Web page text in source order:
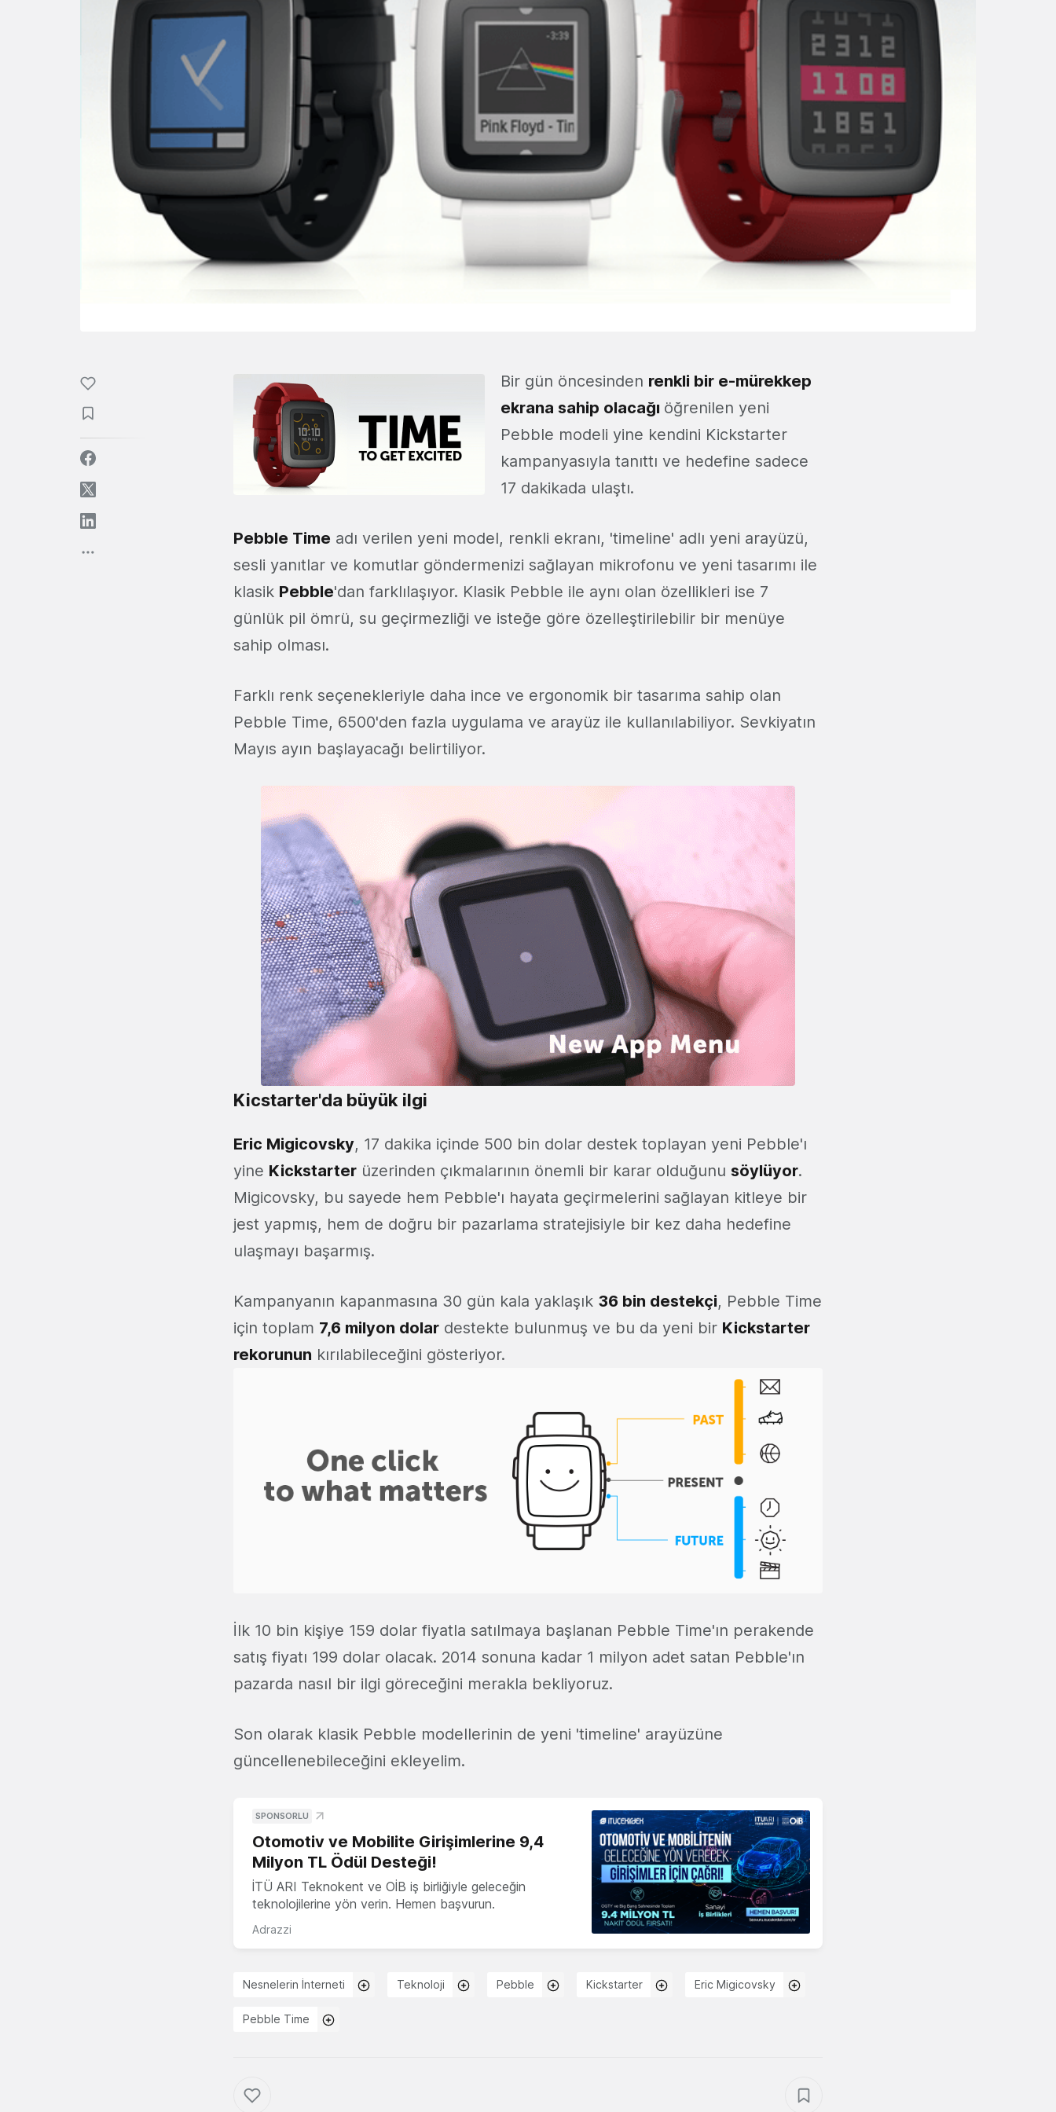
Bir gün öncesinden renkli bir e-mürekkep
ekrana sahip olacağı öğrenilen yeni
Pebble modeli yine kendini Kickstarter
kampanyasıyla tanıttı ve hedefine sadece
17 dakikada ulaştı.
Pebble Time adı verilen yeni model, renkli ekranı, 'timeline' adlı yeni arayüzü,
sesli yanıtlar ve komutlar göndermenizi sağlayan mikrofonu ve yeni tasarımı ile
klasik Pebble'dan farklılaşıyor. Klasik Pebble ile aynı olan özellikleri ise 7
günlük pil ömrü, su geçirmezliği ve isteğe göre özelleştirilebilir bir menüye
sahip olması.
Farklı renk seçenekleriyle daha ince ve ergonomik bir tasarıma sahip olan
Pebble Time, 6500'den fazla uygulama ve arayüz ile kullanılabiliyor. Sevkiyatın
Mayıs ayın başlayacağı belirtiliyor.
Kicstarter'da büyük ilgi
Eric Migicovsky, 17 dakika içinde 500 bin dolar destek toplayan yeni Pebble'ı
yine Kickstarter üzerinden çıkmalarının önemli bir karar olduğunu söylüyor.
Migicovsky, bu sayede hem Pebble'ı hayata geçirmelerini sağlayan kitleye bir
jest yapmış, hem de doğru bir pazarlama stratejisiyle bir kez daha hedefine
ulaşmayı başarmış.
Kampanyanın kapanmasına 30 gün kala yaklaşık 36 bin destekçi, Pebble Time
için toplam 7,6 milyon dolar destekte bulunmuş ve bu da yeni bir Kickstarter
rekorunun kırılabileceğini gösteriyor.
İlk 10 bin kişiye 159 dolar fiyatla satılmaya başlanan Pebble Time'ın perakende
satış fiyatı 199 dolar olacak. 2014 sonuna kadar 1 milyon adet satan Pebble'ın
pazarda nasıl bir ilgi göreceğini merakla bekliyoruz.
Son olarak klasik Pebble modellerinin de yeni 'timeline' arayüzüne
güncellenebileceğini ekleyelim.
SPONSORLU
Otomotiv ve Mobilite Girişimlerine 9,4
Milyon TL Ödül Desteği!
İTÜ ARI Teknokent ve OİB iş birliğiyle geleceğin
teknolojilerine yön verin. Hemen başvurun.
Adrazzi
Nesnelerin İnterneti Teknoloji Pebble Kickstarter Eric Migicovsky
Pebble Time